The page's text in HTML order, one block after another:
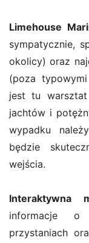
Limehouse
sympatycznie,
okolicy) oraz
(poza
jest tu
jachtów i
wypadku
będzie
wejścia.
Interaktywna
informacje o
przystaniach